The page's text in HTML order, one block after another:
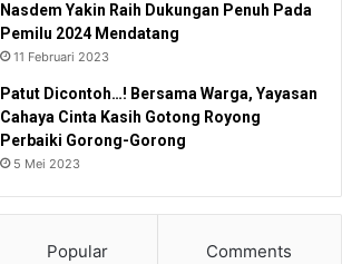
Nasdem Yakin Raih Dukungan Penuh Pada
Pemilu 2024 Mendatang
11 Februari 2023
Patut Dicontoh…! Bersama Warga, Yayasan
Cahaya Cinta Kasih Gotong Royong
Perbaiki Gorong-Gorong
5 Mei 2023
Popular Comments